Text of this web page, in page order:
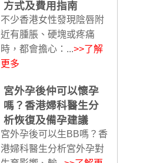
方式及費用指南
不少香港女性發現陰唇附
近有腫脹、硬塊或疼痛
時，都會擔心：...>>了解
更多
宮外孕後仲可以懷孕
嗎？香港婦科醫生分
析恢復及備孕建議
宮外孕後可以生BB嗎？香
港婦科醫生分析宮外孕對